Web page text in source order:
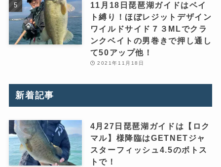
11月18日琵琶湖ガイドはベイ
ト縛り！ほぼレジットデザイン
ワイルドサイド７３MLでクラ
ンクベイトの男巻きで押し通し
て50アップ他！
2021年11月18日
新着記事
4月27日琵琶湖ガイドは【ロク
マル】様降臨はGETNETジャ
スターフィッシュ4.5のボトス
トで！